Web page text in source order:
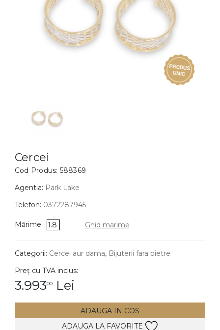
BIJUTERII COPII
Cercei
Bratari
Coliere
Lanturi
Pandantive
DIAMANTE Vezi toate
Cercei
Cercei
Cod Produs: 588369
Agentia: Park Lake
Telefon: 0372287945
Mărime: 1.8 Ghid marime
Categorii: Cercei aur dama, Bijuterii fara pietre
Preț cu TVA inclus:
3.99300 Lei
ADAUGA IN COS
ADAUGA LA FAVORITE